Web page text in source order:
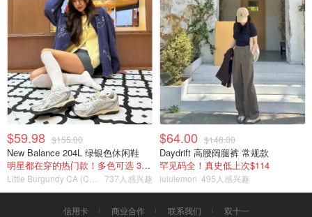
$59.98 $155.00
New Balance 204L 绿银色休闲鞋
明星都在穿的热门款！多色可选 3.8折
737人感兴趣
$64.00 $148.00
Daydrift 高腰阔腿裤 常规款
罕见码全！真史低上次$114
lululemon 495人感兴趣
信用卡 商业合作 联系我们 双十一